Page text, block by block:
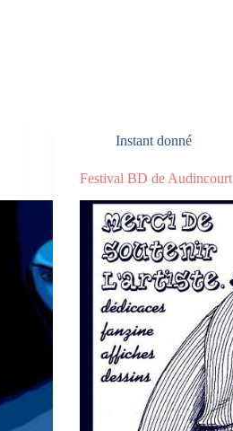
Instant donné
Festival BD de Audincourt